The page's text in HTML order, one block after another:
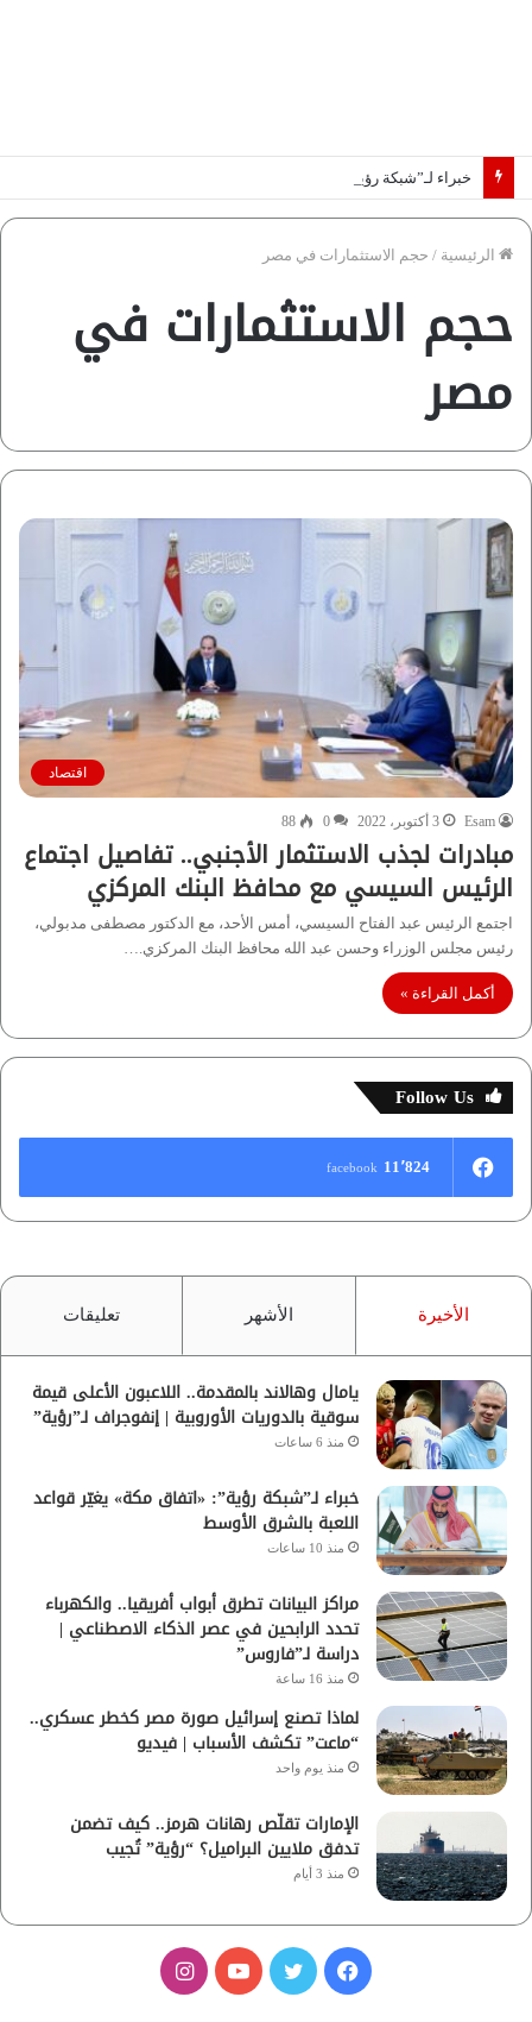
خبراء لـ”شبكة رؤية”: «اتفاق مكة» يغيّر قواعد اللعبة بالشرق الأوسط
الرئيسية / حجم الاستثمارات في مصر
حجم الاستثمارات في
مصر
اقتصاد
Esam 3 أكتوبر، 2022 0
88
مبادرات لجذب الاستثمار الأجنبي.. تفاصيل اجتماع
الرئيس السيسي مع محافظ البنك المركزي
اجتمع الرئيس عبد الفتاح السيسي، أمس الأحد، مع الدكتور مصطفى مدبولي،
رئيس مجلس الوزراء وحسن عبد الله محافظ البنك المركزي.…
أكمل القراءة »
Follow Us
11٬824 facebook
الأخيرة الأشهر تعليقات
يامال وهالاند بالمقدمة.. اللاعبون الأعلى قيمة
سوقية بالدوريات الأوروبية | إنفوجراف لـ”رؤية”
منذ 6 ساعات
خبراء لـ”شبكة رؤية”: «اتفاق مكة» يغيّر قواعد
اللعبة بالشرق الأوسط
منذ 10 ساعات
مراكز البيانات تطرق أبواب أفريقيا.. والكهرباء
تحدد الرابحين في عصر الذكاء الاصطناعي |
دراسة لـ”فاروس”
منذ 16 ساعة
لماذا تصنع إسرائيل صورة مصر كخطر عسكري..
“ماعت” تكشف الأسباب | فيديو
منذ يوم واحد
الإمارات تقلّص رهانات هرمز.. كيف تضمن
تدفق ملايين البراميل؟ “رؤية” تُجيب
منذ 3 أيام